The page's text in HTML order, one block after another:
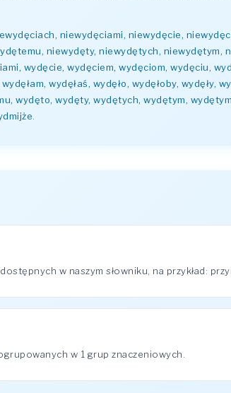
niewydęciami, niewydęcie,
niewydęty, niewydętych, niewydętym,
wydęcie, wydęciem, wydęciom, wydęciu,
wydęłaś, wydęło, wydęłoby, wydęły,
wydęto, wydęty, wydętych, wydętym,
w naszym słowniku, na przykład:
w 1 grup znaczeniowych.